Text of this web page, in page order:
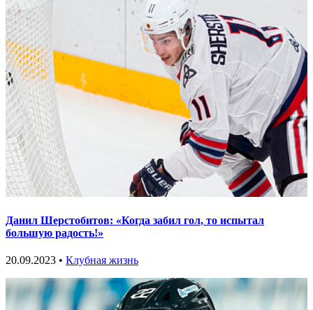
Данил Шерстобитов: «Когда забил гол, то испытал
большую радость!»
20.09.2023 • Клубная жизнь